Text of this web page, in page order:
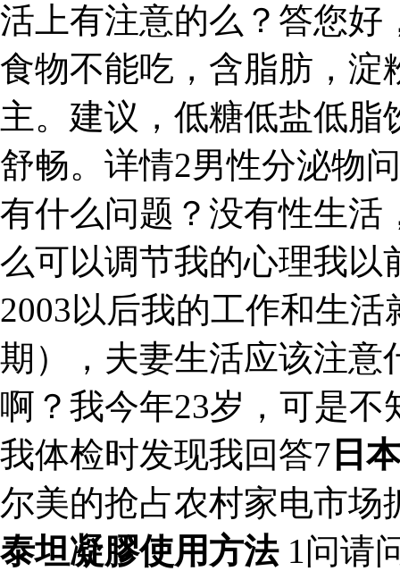
活上有注意的么？答您好
食物不能吃，含脂肪，淀
主。建议，低糖低盐低
舒畅。详情2男性分泌物
有什么问题？没有性生活
么可以调节我的心理我以
2003以后我的工作和生
期），夫妻生活应该注意
啊？我今年23岁，可是
我体检时发现我回答7 日
尔美的抢占农村家电市场
泰坦凝膠使用方法1问请